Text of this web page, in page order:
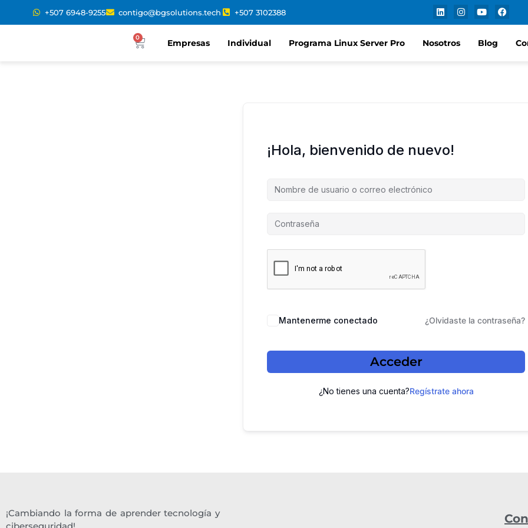
+507 6948-9255 contigo@bgsolutions.tech +507 3102388
0
Empresas Individual Programa Linux Server Pro Nosotros Blog
¡Hola, bienvenido de nuevo!
Mantenerme conectado ¿Olvidaste la contraseña?
Acceder
¿No tienes una cuenta?Regístrate ahora
¡Cambiando la forma de aprender tecnología y